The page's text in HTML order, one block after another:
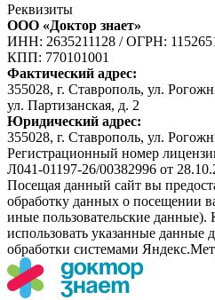
Реквизиты
ООО «Доктор знает»
ИНН: 2635211128 /ОГРН:
КПП: 770101001
Фактический адрес:
355028, г. Ставрополь, ул.
ул. Партизанская, д. 2
Юридический адрес:
355028, г. Ставрополь, ул.
Регистрационный номер
Л041-01197-26/00382996 от
Посещая данный сайт вы
обработку данных о посещении
иные пользовательские
использовать указанные данные
обработки системами